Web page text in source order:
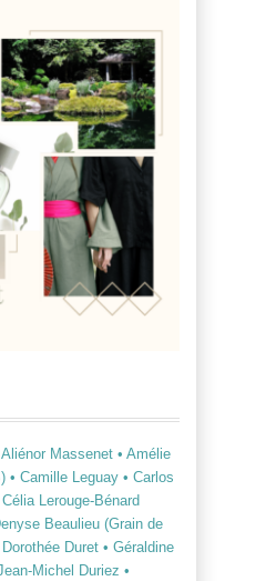
Aliénor Massenet • Amélie
• Camille Leguay • Carlos
Célia Lerouge-Bénard
Beaulieu (Grain de
Dorothée Duret • Géraldine
Michel Duriez •